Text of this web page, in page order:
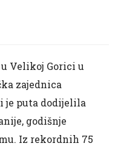
Velikoj Gorici u
zajednica
je puta dodijelila
godišnje
Iz rekordnih 75